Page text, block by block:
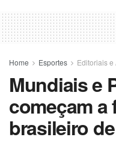
Home Esportes Editoriais e
Mundiais e
começam a
brasileiro